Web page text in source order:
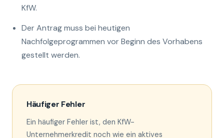
KfW.
Der Antrag muss bei heutigen
Nachfolgeprogrammen vor Beginn des Vorhabens
gestellt werden.
Häufiger Fehler
Ein häufiger Fehler ist, den KfW-
Unternehmerkredit noch wie ein aktives